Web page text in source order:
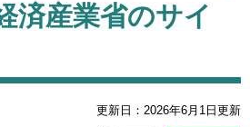
済産業省のサイ
更新日：2026年6月1日更新